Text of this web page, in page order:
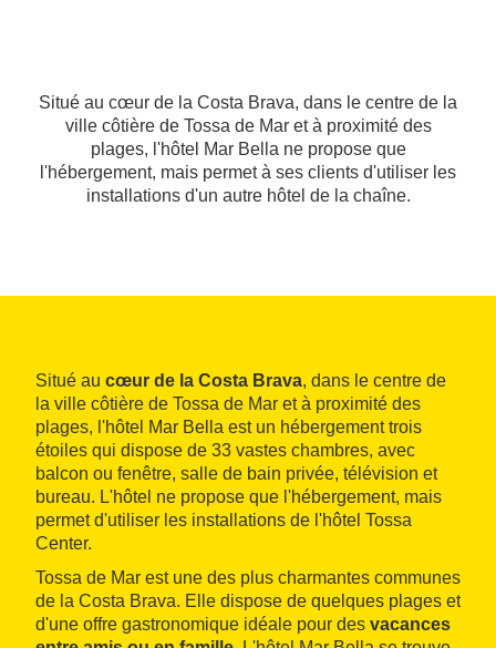
Situé au cœur de la Costa Brava, dans le centre de la
ville côtière de Tossa de Mar et à proximité des
plages, l'hôtel Mar Bella ne propose que
l'hébergement, mais permet à ses clients d'utiliser les
installations d'un autre hôtel de la chaîne.
Situé au cœur de la Costa Brava, dans le centre de
la ville côtière de Tossa de Mar et à proximité des
plages, l'hôtel Mar Bella est un hébergement trois
étoiles qui dispose de 33 vastes chambres, avec
balcon ou fenêtre, salle de bain privée, télévision et
bureau. L'hôtel ne propose que l'hébergement, mais
permet d'utiliser les installations de l'hôtel Tossa
Center.
Tossa de Mar est une des plus charmantes communes
de la Costa Brava. Elle dispose de quelques plages et
d'une offre gastronomique idéale pour des vacances